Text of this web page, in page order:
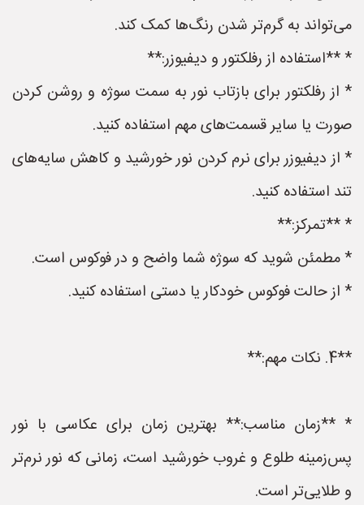
می‌تواند به گرم‌تر شدن رنگ‌ها کمک کند.
* **استفاده از رفلکتور و دیفیوزر:**
* از رفلکتور برای بازتاب نور به سمت سوژه و روشن کردن
صورت یا سایر قسمت‌های مهم استفاده کنید.
* از دیفیوزر برای نرم کردن نور خورشید و کاهش سایه‌های
تند استفاده کنید.
* **تمرکز:**
* مطمئن شوید که سوژه شما واضح و در فوکوس است.
* از حالت فوکوس خودکار یا دستی استفاده کنید.
**4. نکات مهم:**
* **زمان مناسب:** بهترین زمان برای عکاسی با نور
پس‌زمینه طلوع و غروب خورشید است، زمانی که نور نرم‌تر
و طلایی‌تر است.